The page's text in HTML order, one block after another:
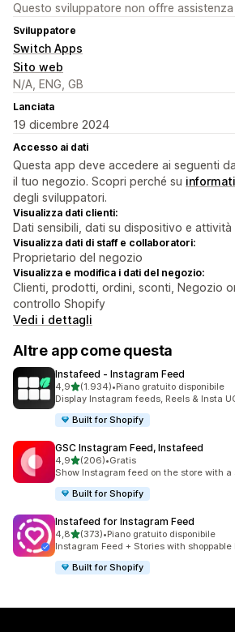
Questo sviluppatore non offre
Sviluppatore
Switch Apps
Sito web
N/A, ENG, GB
Lanciata
19 dicembre 2024
Accesso ai dati
Questa app deve accedere ai seguenti
il tuo negozio. Scopri perché su
degli sviluppatori.
Visualizza dati clienti:
Dati sensibili, dati su dispositivo e attività
Visualizza dati di staff e collaboratori:
Proprietario del negozio
Visualizza e modifica i dati del negozio:
Clienti, prodotti, ordini, sconti, Negozio
controllo Shopify
Vedi i dettagli
Altre app come questa
Instafeed ‑ Instagram Feed
4,9stelle su 5
(1.934)
1934 recensioni totali
•Piano gratuito disponibile
Display Instagram feeds, Reels & Insta
Built for Shopify
GSC Instagram Feed, Instafeed
4,9stelle su 5
(206)
206 recensioni totali
•Gratis
Show Instagram feed on the store with
Built for Shopify
Instafeed for Instagram Feed
4,8stelle su 5
(373)
373 recensioni totali
•Piano gratuito disponibile
Instagram Feed + Stories with shoppable
Built for Shopify